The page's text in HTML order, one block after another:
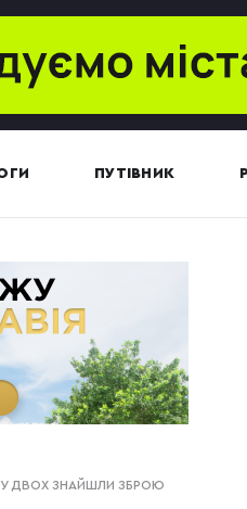
ПУТІВНИК
У ДВОХ ЗНАЙШЛИ ЗБРОЮ